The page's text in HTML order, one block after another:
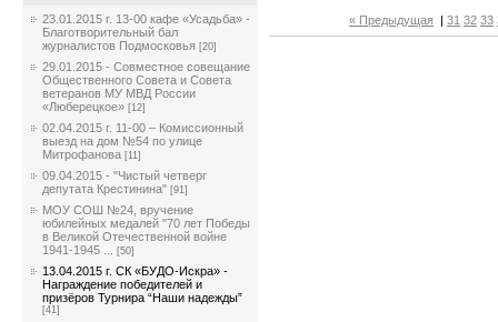
23.01.2015 г. 13-00 кафе «Усадьба» -
Благотворительный бал
журналистов Подмосковья [20]
29.01.2015 - Совместное совещание
Общественного Совета и Совета
ветеранов МУ МВД России
«Люберецкое» [12]
02.04.2015 г. 11-00 – Комиссионный
выезд на дом №54 по улице
Митрофанова [11]
09.04.2015 - "Чистый четверг
депутата Крестинина" [91]
МОУ СОШ №24, вручение
юбилейных медалей "70 лет Победы
в Великой Отечественной войне
1941-1945 ...
[50]
13.04.2015 г. СК «БУДО-Искра» -
Награждение победителей и
призёров Турнира “Наши надежды”
[41]
« Предыдущая | 31 32 33